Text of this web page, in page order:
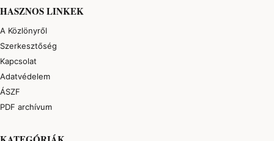
HASZNOS LINKEK
A Közlönyről
Szerkesztőség
Kapcsolat
Adatvédelem
ÁSZF
PDF archívum